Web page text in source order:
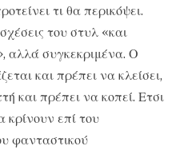
τι θα περικόψει.
του στυλ «και
αλλά συγκεκριμένα. Ο
και πρέπει να κλείσει,
και πρέπει να κοπεί. Ετσι
κρίνουν επί του
φανταστικού